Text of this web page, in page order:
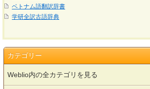
ベトナム語翻訳辞書
学研全訳古語辞典
カテゴリー
Weblio内の全カテゴリを見る